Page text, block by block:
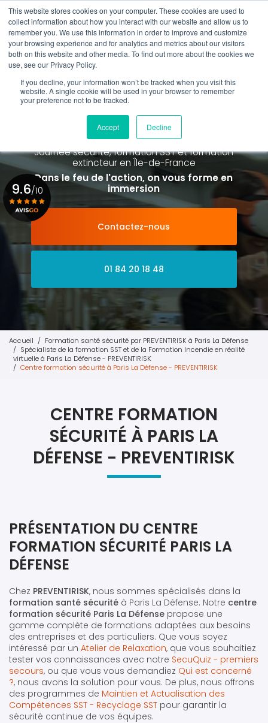
This website stores cookies on your computer. These cookies are used to
collect information about how you interact with our website and allow us to
remember you. We use this information in order to improve and customize
your browsing experience and for analytics and metrics about our visitors
both on this website and other media. To find out more about the cookies we
use, see our Privacy Policy.
If you decline, your information won’t be tracked when you visit this
website. A single cookie will be used in your browser to remember
your preference not to be tracked.
Accept Decline
Aller
au
contenu
principal
01 84 20 18 48
Spécialiste de la formation SST et
de la Formation Incendie
à Paris La Défense depuis 2015
Journée sécurité, formation SST et formation
extincteuren Île-de-France
Dans le feu de l'action, on vous forme en
immersion
Contactez-nous
01 84 20 18 48
9.6/10
Voir le certificat
Accueil
Formation santé sécurité par PREVENTIRISK à Paris La Défense
Spécialiste de la formation SST et de la Formation Incendie en réalité
virtuelle à Paris La Défense - PREVENTIRISK
Centre formation sécurité à Paris La Défense - PREVENTIRISK
CENTRE FORMATION
SÉCURITÉ À PARIS LA
DÉFENSE - PREVENTIRISK
PRÉSENTATION DU CENTRE
FORMATION SÉCURITÉ PARIS LA
DÉFENSE
Chez PREVENTIRISK, nous sommes spécialisés dans la
formation santé sécurité à Paris La Défense. Notre centre
formation sécurité Paris La Défense propose une
gamme complète de formations adaptées aux besoins
des entreprises et des particuliers. Que vous soyez
intéressé par un Atelier de Relaxation, que vous souhaitiez
tester vos connaissances avec notre SecuQuiz - premiers
secours, ou que vous vous demandiez Qui est concerné
?, nous avons la solution pour vous. De plus, nous offrons
des programmes de Maintien et Actualisation des
Compétences SST - Recyclage SST pour garantir la
sécurité continue de vos équipes.